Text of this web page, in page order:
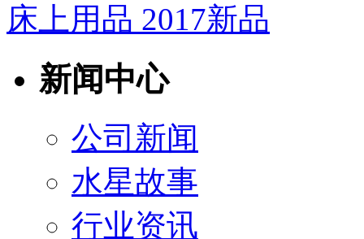
床上用品 2017新品
新闻中心
公司新闻
水星故事
行业资讯